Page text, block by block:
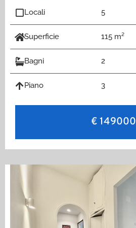
Locali 5
Superficie 115 m²
Bagni 2
Piano 3
€ 149000